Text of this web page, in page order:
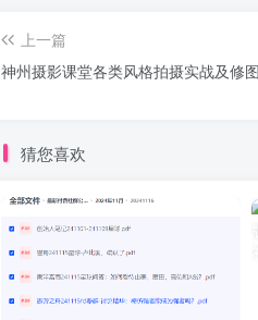
上一篇
神州摄影课堂各类风格拍摄实战及修
猜您喜欢